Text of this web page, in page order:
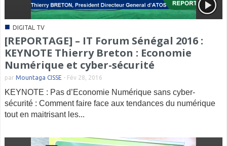
■ DIGITAL TV
[REPORTAGE] – IT Forum Sénégal 2016 :
KEYNOTE Thierry Breton : Economie
Numérique et cyber-sécurité
par Mountaga CISSE - Fév 28, 2016
KEYNOTE : Pas d’Economie Numérique sans cyber-
sécurité : Comment faire face aux tendances du numérique
tout en maitrisant les...